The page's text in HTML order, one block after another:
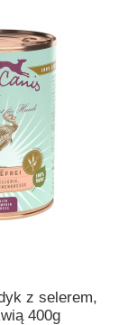
z selerem,
400g